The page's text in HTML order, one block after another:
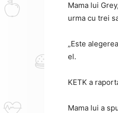
Mama lui
urma cu trei
„Este
el.
KETK a
Mama lui a